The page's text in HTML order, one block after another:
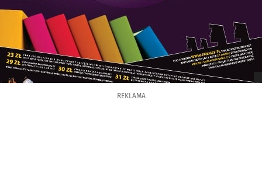
REKLAMA